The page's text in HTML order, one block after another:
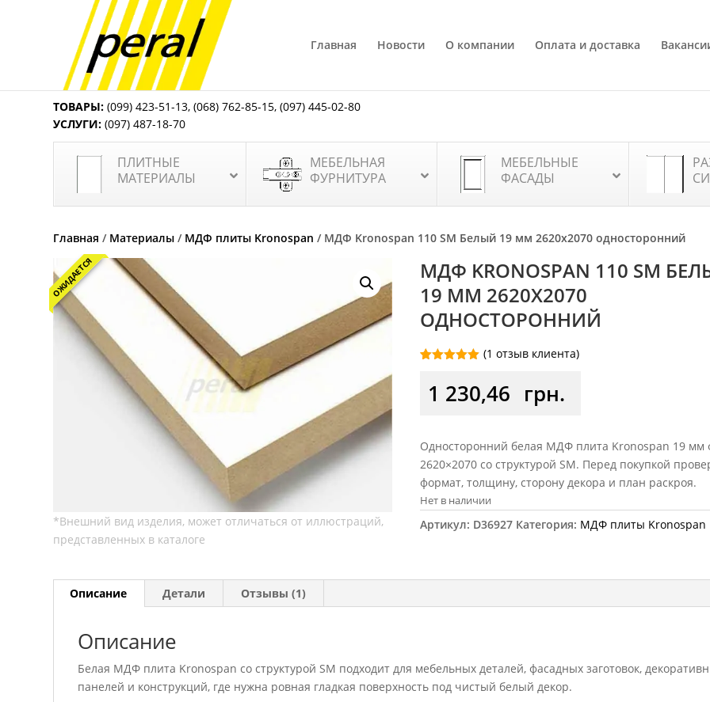
Главная Новости О компании Оплата и доставка
ТОВАРЫ: (099) 423-51-13,(068) 762-85-15,(097) 445-02-80
УСЛУГИ: (097) 487-18-70
ПЛИТНЫЕ
МАТЕРИАЛЫ
МЕБЕЛЬНАЯ
ФУРНИТУРА
МЕБЕЛЬНЫЕ
ФАСАДЫ
Главная / Материалы / МДФ плиты Kronospan / МДФ Kronospan 110 SM Белый 19 мм 2620х2070 односторонний
ОЖИДАЕТСЯ
МДФ KRONOSPAN 110 SM
19 ММ 2620Х2070
ОДНОСТОРОННИЙ
на основе
опроса
(1 отзыв клиента)
1 230,46 грн.
Односторонний белая МДФ плита Kronospan 19 мм
2620×2070 со структурой SM. Перед покупкой
формат, толщину, сторону декора и план раскроя.
Нет в наличии
Артикул: D36927 Категория: МДФ плиты Kronospan
Описание Детали Отзывы (1)
Описание
Белая МДФ плита Kronospan со структурой SM подходит для мебельных деталей, фасадных заготовок,
панелей и конструкций, где нужна ровная гладкая поверхность под чистый белый декор.